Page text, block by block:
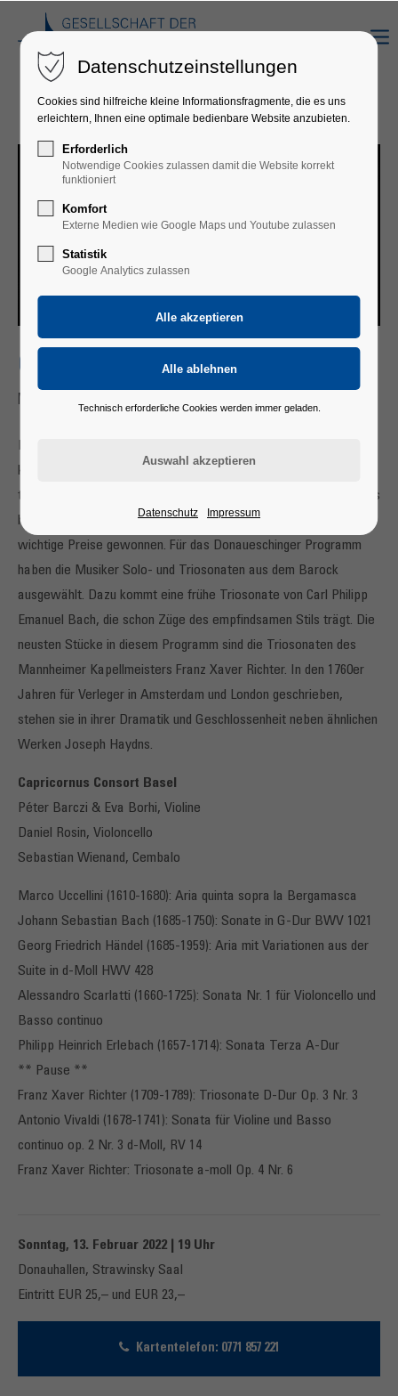
CAPRICORNUS CONSORT BASEL
Mitteldeutscher Barock
Die Musiker um den Geiger Péter Barczi haben sich in Basel
kennengelernt und ihr Ensemble nach dem zeitweise in Stuttgart
tätigen Komponisten Samuel Capricornus benannt. Durch ihre CDs
hat das Capricornus Consort in den vergangenen Jahren viele
wichtige Preise gewonnen. Für das Donaueschinger Programm
haben die Musiker Solo- und Triosonaten aus dem Barock
ausgewählt. Dazu kommt eine frühe Triosonate von Carl Philipp
Emanuel Bach, die schon Züge des empfindsamen Stils trägt. Die
neusten Stücke in diesem Programm sind die Triosonaten des
Mannheimer Kapellmeisters Franz Xaver Richter. In den 1760er
Jahren für Verleger in Amsterdam und London geschrieben,
stehen sie in ihrer Dramatik und Geschlossenheit neben ähnlichen
Werken Joseph Haydns.
Capricornus Consort Basel
Péter Barczi & Eva Borhi, Violine
Daniel Rosin, Violoncello
Sebastian Wienand, Cembalo
Marco Uccellini (1610-1680): Aria quinta sopra la Bergamasca
Johann Sebastian Bach (1685-1750): Sonate in G-Dur BWV 1021
Georg Friedrich Händel (1685-1959): Aria mit Variationen aus der
Suite in d-Moll HWV 428
Alessandro Scarlatti (1660-1725): Sonata Nr. 1 für Violoncello und
Basso continuo
Philipp Heinrich Erlebach (1657-1714): Sonata Terza A-Dur
** Pause **
Franz Xaver Richter (1709-1789): Triosonate D-Dur Op. 3 Nr. 3
Antonio Vivaldi (1678-1741): Sonata für Violine und Basso
continuo op. 2 Nr. 3 d-Moll, RV 14
Franz Xaver Richter: Triosonate a-moll Op. 4 Nr. 6
Sonntag, 13. Februar 2022 | 19 Uhr
Donauhallen, Strawinsky Saal
Eintritt EUR 25,– und EUR 23,–
Kartentelefon: 0771 857 221
Datenschutzeinstellungen
Cookies sind hilfreiche kleine Informationsfragmente, die es uns
erleichtern, Ihnen eine optimale bedienbare Website anzubieten.
Erforderlich
Notwendige Cookies zulassen damit die Website korrekt
funktioniert
Komfort
Externe Medien wie Google Maps und Youtube zulassen
Statistik
Google Analytics zulassen
Technisch erforderliche Cookies werden immer geladen.
Datenschutz Impressum